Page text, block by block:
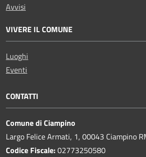
Avvisi
VIVERE IL COMUNE
Luoghi
Eventi
CONTATTI
Comune di Ciampino
Largo Felice Armati, 1, 00043 Ciampino
Codice Fiscale:02773250580